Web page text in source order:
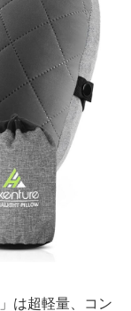
」は超軽量、コン